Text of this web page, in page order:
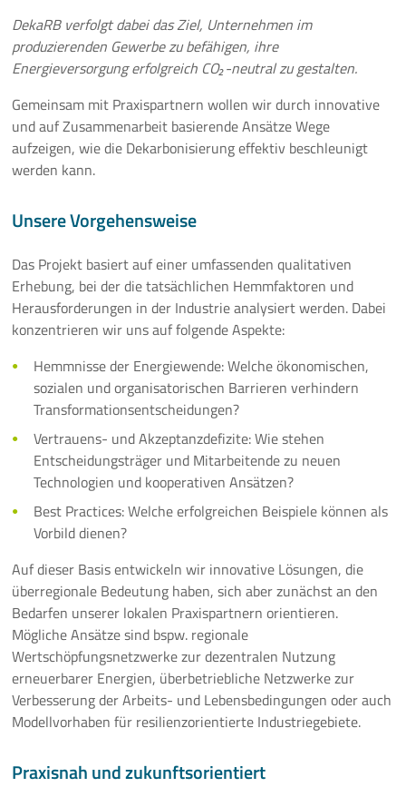
DekaRB verfolgt dabei das Ziel, Unternehmen im
produzierenden Gewerbe zu befähigen, ihre
Energieversorgung erfolgreich CO₂-neutral zu gestalten.
Gemeinsam mit Praxispartnern wollen wir durch innovative
und auf Zusammenarbeit basierende Ansätze Wege
aufzeigen, wie die Dekarbonisierung effektiv beschleunigt
werden kann.
Unsere Vorgehensweise
Das Projekt basiert auf einer umfassenden qualitativen
Erhebung, bei der die tatsächlichen Hemmfaktoren und
Herausforderungen in der Industrie analysiert werden. Dabei
konzentrieren wir uns auf folgende Aspekte:
Hemmnisse der Energiewende: Welche ökonomischen,
sozialen und organisatorischen Barrieren verhindern
Transformationsentscheidungen?
Vertrauens- und Akzeptanzdefizite: Wie stehen
Entscheidungsträger und Mitarbeitende zu neuen
Technologien und kooperativen Ansätzen?
Best Practices: Welche erfolgreichen Beispiele können als
Vorbild dienen?
Auf dieser Basis entwickeln wir innovative Lösungen, die
überregionale Bedeutung haben, sich aber zunächst an den
Bedarfen unserer lokalen Praxispartnern orientieren.
Mögliche Ansätze sind bspw. regionale
Wertschöpfungsnetzwerke zur dezentralen Nutzung
erneuerbarer Energien, überbetriebliche Netzwerke zur
Verbesserung der Arbeits- und Lebensbedingungen oder auch
Modellvorhaben für resilienzorientierte Industriegebiete.
Praxisnah und zukunftsorientiert